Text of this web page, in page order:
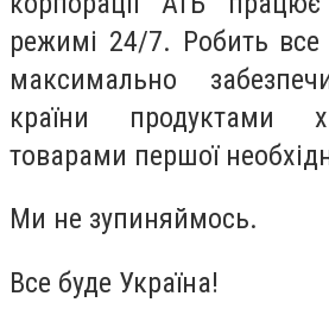
режимі 24/7. Робить
максимально
країни продуктами
товарами першої
Ми не зупиняймось.
Все буде Україна!